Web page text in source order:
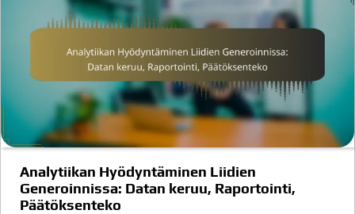
Analytiikan Hyödyntäminen Liidien
Generoinnissa: Datan keruu, Raportointi,
Päätöksenteko